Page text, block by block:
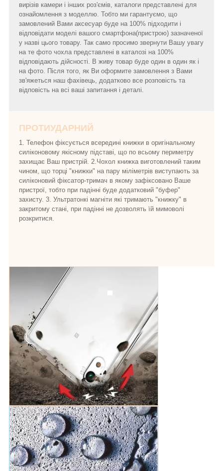
вирізів камери і інших роз'ємів, каталоги представлені для
ознайомлення з моделлю. Тобто ми гарантуємо, що
замовлений Вами аксесуар буде на 100% підходити і
відповідати моделі вашого смартфона(пристрою) зазначеної
у назві цього товару. Так само просимо звернути Вашу увагу
на те фото чохла представлені в каталозі на 100%
відповідають дійсності. В живу товар буде один в один як і
на фото. Після того, як Ви оформите замовлення з Вами
зв'яжеться наш фахівець, додатково все розповість та
відповість на всі ваші запитання і деталі.
ПРОТИУДАРНИЙ
1. Телефон фіксується всередині книжки в оригінальному
силіконовому якісному підставі, що по всьому периметру
захищає Ваш пристрій. 2.Чохол книжка виготовлений таким
чином, що торці "книжки" на пару міліметрів виступають за
силіконовий фіксатор-тримач в якому зафіксовано Ваше
пристрої, тобто при падінні буде додатковий "буфер"
захисту. 3. Ультратонкі магніти які тримають "книжку" в
закритому стані, при падінні не дозволять їй мимоволі
розкритися.